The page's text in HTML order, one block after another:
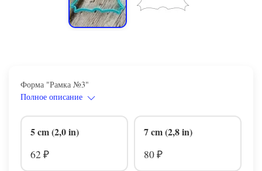
Форма "Рамка №3"
Полное описание
5 cm (2,0 in)
62 ₽
7 cm (2,8 in)
80 ₽